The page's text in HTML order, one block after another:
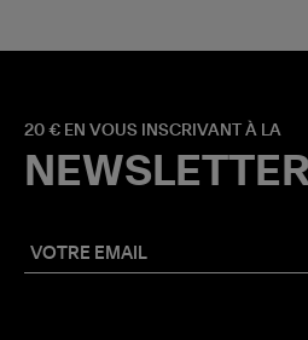
20 € EN VOUS INSCRIVANT À LA